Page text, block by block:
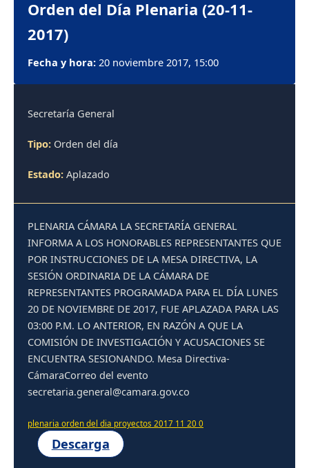
Orden del Día Plenaria (20-11-
2017)
Fecha y hora: 20 noviembre 2017, 15:00
Secretaría General
Tipo: Orden del día
Estado: Aplazado
PLENARIA CÁMARA LA SECRETARÍA GENERAL
INFORMA A LOS HONORABLES REPRESENTANTES QUE
POR INSTRUCCIONES DE LA MESA DIRECTIVA, LA
SESIÓN ORDINARIA DE LA CÁMARA DE
REPRESENTANTES PROGRAMADA PARA EL DÍA LUNES
20 DE NOVIEMBRE DE 2017, FUE APLAZADA PARA LAS
03:00 P.M. LO ANTERIOR, EN RAZÓN A QUE LA
COMISIÓN DE INVESTIGACIÓN Y ACUSACIONES SE
ENCUENTRA SESIONANDO. Mesa Directiva-
CámaraCorreo del evento
secretaria.general@camara.gov.co
plenaria orden del dia proyectos 2017 11 20 0
Descarga